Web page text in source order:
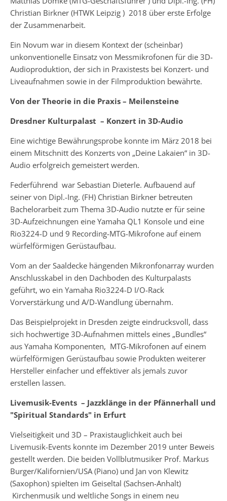
Christian Birkner (HTWK Leipzig ) 2018 über erste Erfolge
der Zusammenarbeit.
Ein Novum war in diesem Kontext der (scheinbar)
unkonventionelle Einsatz von Messmikrofonen für die 3D-
Audioproduktion, der sich in Praxistests bei Konzert- und
Liveaufnahmen sowie in der Filmproduktion bewährte.
Von der Theorie in die Praxis – Meilensteine
Dresdner Kulturpalast – Konzert in 3D-Audio
Eine wichtige Bewährungsprobe konnte im März 2018 bei
einem Mitschnitt des Konzerts von „Deine Lakaien“ in 3D-
Audio erfolgreich gemeistert werden.
Federführend war Sebastian Dieterle. Aufbauend auf
seiner von Dipl.-Ing. (FH) Christian Birkner betreuten
Bachelorarbeit zum Thema 3D-Audio nutzte er für seine
3D-Aufzeichnungen eine Yamaha QL1 Konsole und eine
Rio3224-D und 9 Recording-MTG-Mikrofone auf einem
würfelförmigen Gerüstaufbau.
Vom an der Saaldecke hängenden Mikronfonarray wurden
Anschlusskabel in den Dachboden des Kulturpalasts
geführt, wo ein Yamaha Rio3224-D I/O-Rack
Vorverstärkung und A/D-Wandlung übernahm.
Das Beispielprojekt in Dresden zeigte eindrucksvoll, dass
sich hochwertige 3D-Aufnahmen mittels eines „Bundles“
aus Yamaha Komponenten, MTG-Mikrofonen auf einem
würfelförmigen Gerüstaufbau sowie Produkten weiterer
Hersteller einfacher und effektiver als jemals zuvor
erstellen lassen.
Livemusik-Events – Jazzklänge in der Pfännerhall und
"Spiritual Standards" in Erfurt
Vielseitigkeit und 3D – Praxistauglichkeit auch bei
Livemusik-Events konnte im Dezember 2019 unter Beweis
gestellt werden. Die beiden Vollblutmusiker Prof. Markus
Burger/Kalifornien/USA (Piano) und Jan von Klewitz
(Saxophon) spielten im Geiseltal (Sachsen-Anhalt)
Kirchenmusik und weltliche Songs in einem neu